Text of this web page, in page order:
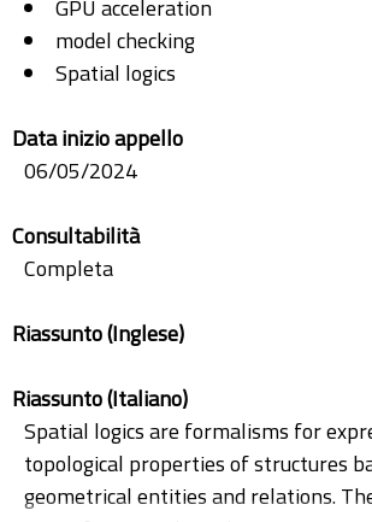
GPU acceleration
model checking
Spatial logics
Data inizio appello
06/05/2024
Consultabilità
Completa
Riassunto (Inglese)
Riassunto (Italiano)
Spatial logics are formalisms for
topological properties of structures
geometrical entities and relations.